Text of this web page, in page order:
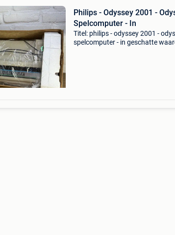
Philips - Odyssey 2001 -
Spelcomputer - In
Titel: philips - odyssey 2001 -
spelcomputer - in geschatte